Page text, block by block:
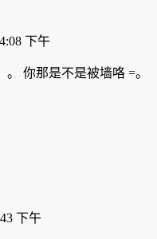
下午
你那是不是被墙咯 =。
下午